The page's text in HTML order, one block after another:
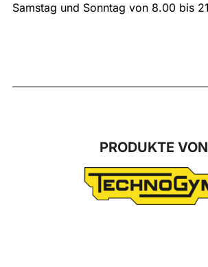
Samstag und Sonntag von 8.00 bis
PRODUKTE VON